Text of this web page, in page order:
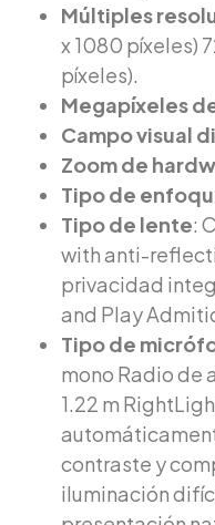
Múltiples
x 1080 píxeles)
píxeles).
Megapíxeles
Campo visual
Zoom de
Tipo de
Tipo de lente:
with anti-
privacidad
and Play
Tipo de
mono Radio de
1.22 m
contraste y
iluminación